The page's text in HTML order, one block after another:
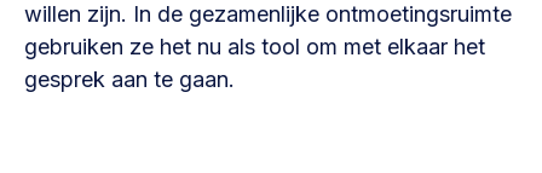
Eigen gebouw
Huren of kopen, maatschappelijk vastgoed,
ontmoetingsplekken >
Team
Lid worden
willen zijn. In de gezamenlijke ontmoetingsruimte
gebruiken ze het nu als tool om met elkaar het
gesprek aan te gaan.